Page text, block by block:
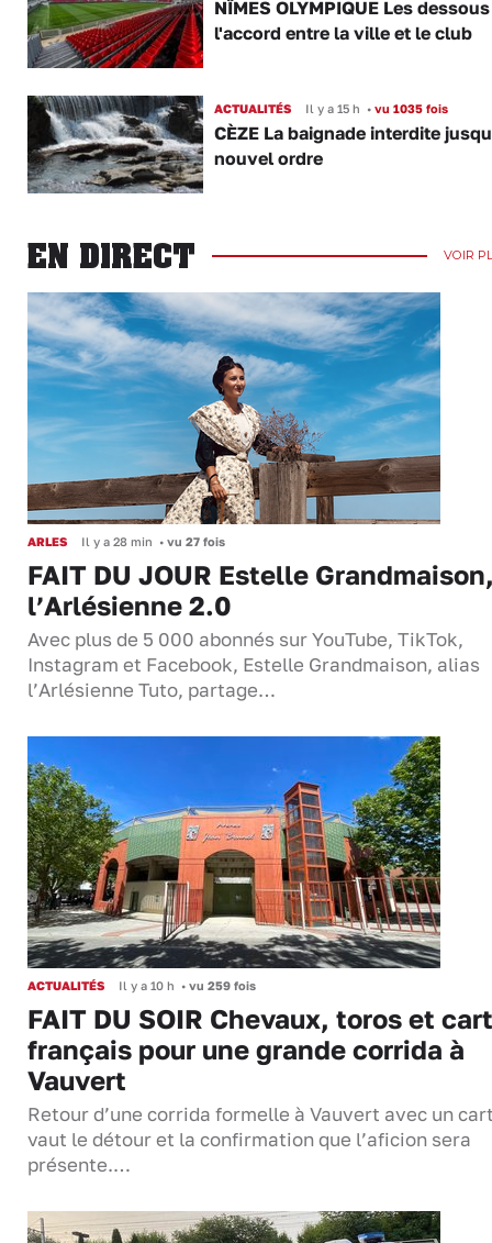
NÎMES OLYMPIQUE Les
l'accord entre la ville et le club
ACTUALITÉS Il y a 15 h •vu 1035 fois
CÈZE La baignade interdite
nouvel ordre
EN DIRECT VOIR
ARLES Il y a 28 min • vu 27 fois
FAIT DU JOUR Estelle
l’Arlésienne 2.0
Avec plus de 5 000 abonnés sur YouTube, TikTok,
Instagram et Facebook, Estelle Grandmaison, alias
l’Arlésienne Tuto, partage…
ACTUALITÉS Il y a 10 h • vu 259 fois
FAIT DU SOIR Chevaux, toros et
français pour une grande corrida à
Vauvert
Retour d’une corrida formelle à Vauvert avec un
vaut le détour et la confirmation que l’aficion sera
présente.…